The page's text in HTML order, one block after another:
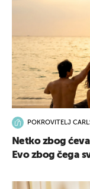
POKROVITELJ
Netko zbog
Evo zbog čega